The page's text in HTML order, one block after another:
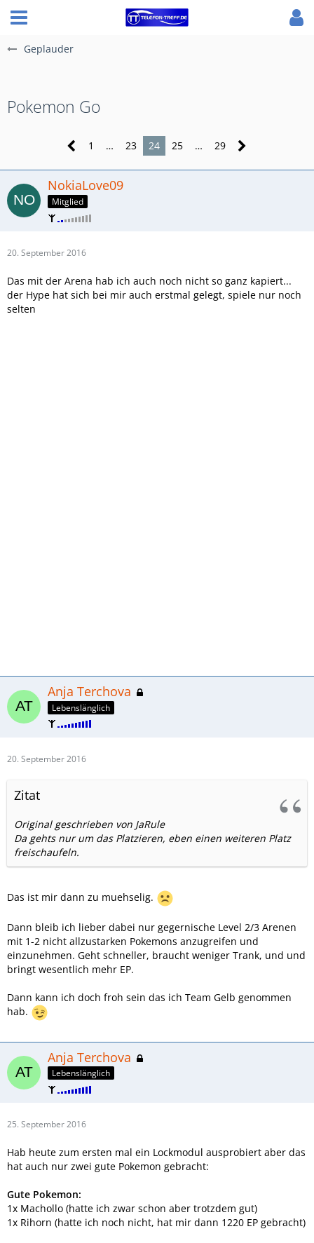
Geplauder
Pokemon Go
1 … 23 24 25 … 29
NokiaLove09
Mitglied
20. September 2016
Das mit der Arena hab ich auch noch nicht so ganz kapiert...
der Hype hat sich bei mir auch erstmal gelegt, spiele nur noch
selten
Anja Terchova
Lebenslänglich
20. September 2016
Zitat
Original geschrieben von JaRule
Da gehts nur um das Platzieren, eben einen weiteren Platz
freischaufeln.
Das ist mir dann zu muehselig.
Dann bleib ich lieber dabei nur gegernische Level 2/3 Arenen
mit 1-2 nicht allzustarken Pokemons anzugreifen und
einzunehmen. Geht schneller, braucht weniger Trank, und und
bringt wesentlich mehr EP.
Dann kann ich doch froh sein das ich Team Gelb genommen
hab.
Anja Terchova
Lebenslänglich
25. September 2016
Hab heute zum ersten mal ein Lockmodul ausprobiert aber das
hat auch nur zwei gute Pokemon gebracht:
Gute Pokemon:
1x Machollo (hatte ich zwar schon aber trotzdem gut)
1x Rihorn (hatte ich noch nicht, hat mir dann 1220 EP gebracht)